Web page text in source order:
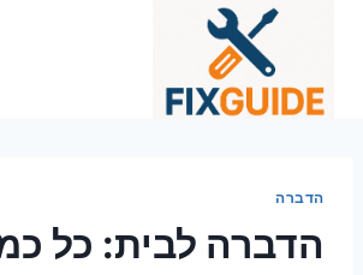
הדברה
הדברה לבית: כל